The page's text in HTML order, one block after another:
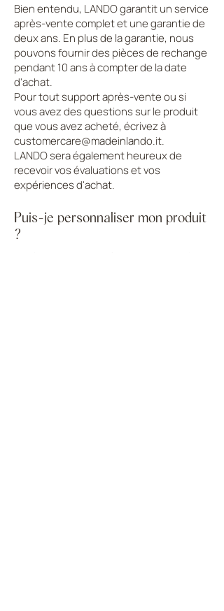
Bien entendu, LANDO garantit un service
après-vente complet et une garantie de
deux ans. En plus de la garantie, nous
pouvons fournir des pièces de rechange
pendant 10 ans à compter de la date
d'achat.
Pour tout support après-vente ou si
vous avez des questions sur le produit
que vous avez acheté, écrivez à
customercare@madeinlando.it.
LANDO sera également heureux de
recevoir vos évaluations et vos
expériences d'achat.
Puis-je personnaliser mon produit
?